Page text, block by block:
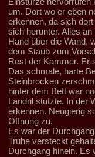
um. Dort wo er eben
erkennen, da sich
sich herunter. Alles
Hand über die Wand,
dem Staub zum
Rest der Kammer. Er
Das schmale, harte
Steinbrocken
hinter dem Bett war
Landril stutzte. In der
erkennen. Neugierig
Öffnung zu.
Es war der
Truhe versteckt
Durchgang hinein. Es